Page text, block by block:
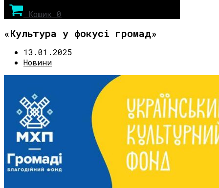
Кошик 0
«Культура у фокусі громад»
13.01.2025
Новини